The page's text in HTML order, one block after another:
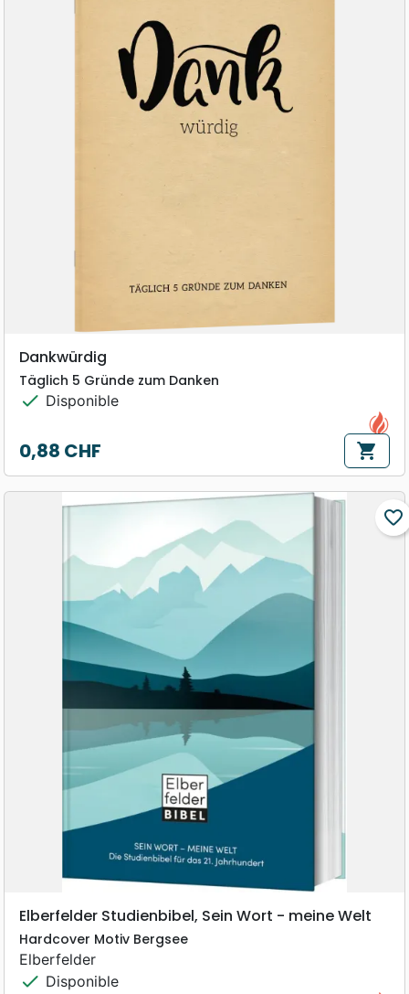
Dankwürdig
Täglich 5 Gründe zum Danken
check Disponible
Prix
0,88 CHF shopping_cart
favorite_border
Elberfelder Studienbibel, Sein Wort - meine Welt
Hardcover Motiv Bergsee
Elberfelder
check Disponible